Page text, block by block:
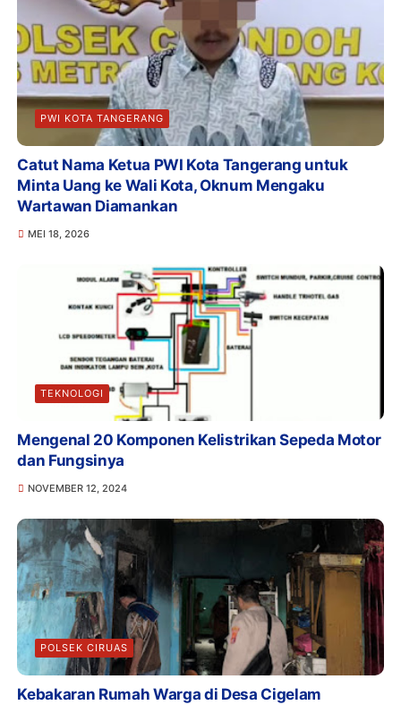
PWI KOTA TANGERANG
Catut Nama Ketua PWI Kota Tangerang untuk
Minta Uang ke Wali Kota, Oknum Mengaku
Wartawan Diamankan
MEI 18, 2026
TEKNOLOGI
Mengenal 20 Komponen Kelistrikan Sepeda Motor
dan Fungsinya
NOVEMBER 12, 2024
POLSEK CIRUAS
Kebakaran Rumah Warga di Desa Cigelam